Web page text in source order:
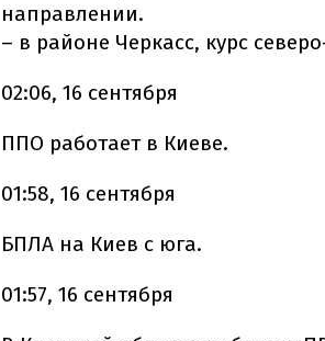
направлении.
– в районе Черкасс, курс
02:06, 16 сентября
ППО работает в Киеве.
01:58, 16 сентября
БПЛА на Киев с юга.
01:57, 16 сентября